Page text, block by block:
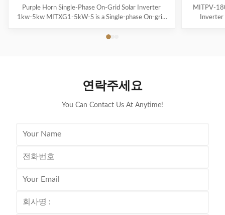
Purple Horn Single-Phase On-Grid Solar Inverter
1kw-5kw MITXG1-5kW-S is a Single-phase On-grid
specifically for residential users, with small size, light
damage AFCI Function (Optional): when an arc-fault is
detected the inverter immediately
MITPV-
연락주세요
You Can Contact Us At Anytime!